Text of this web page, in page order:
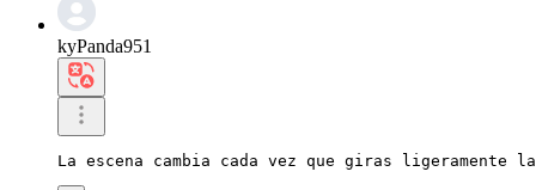
kyPanda951
La escena cambia cada vez que giras ligeramente